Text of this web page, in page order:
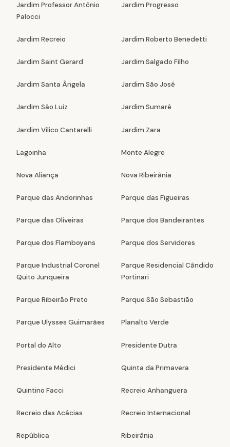
Jardim Professor Antônio
Palocci
Jardim Progresso
Jardim Recreio Jardim Roberto Benedetti
Jardim Saint Gerard Jardim Salgado Filho
Jardim Santa Ângela Jardim São José
Jardim São Luiz Jardim Sumaré
Jardim Vilico Cantarelli Jardim Zara
Lagoinha Monte Alegre
Nova Aliança Nova Ribeirânia
Parque das Andorinhas Parque das Figueiras
Parque das Oliveiras Parque dos Bandeirantes
Parque dos Flamboyans Parque dos Servidores
Parque Industrial Coronel
Quito Junqueira
Parque Residencial Cândido
Portinari
Parque Ribeirão Preto Parque São Sebastião
Parque Ulysses Guimarães Planalto Verde
Portal do Alto Presidente Dutra
Presidente Médici Quinta da Primavera
Quintino Facci Recreio Anhanguera
Recreio das Acácias Recreio Internacional
República Ribeirânia